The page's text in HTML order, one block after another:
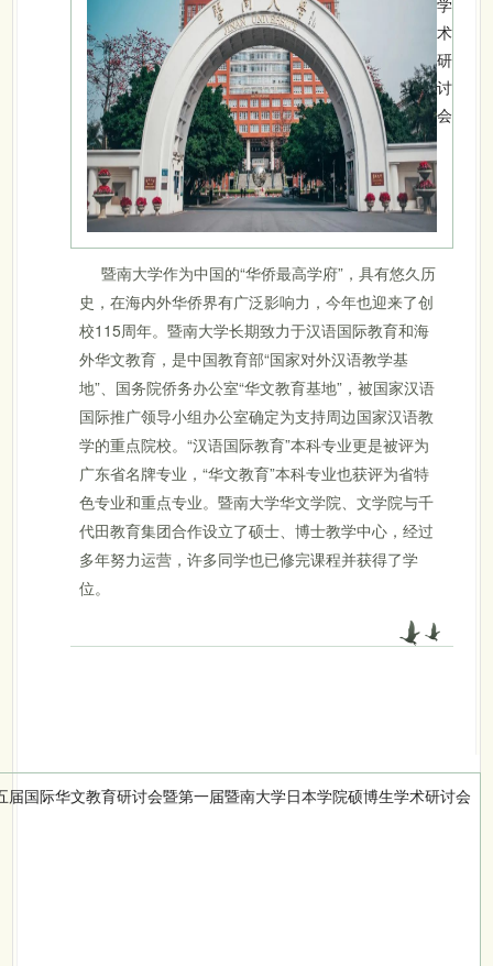
暨南大学作为中国的“华侨最高学府”，具有悠久历
史，在海内外华侨界有广泛影响力，今年也迎来了创
校115周年。暨南大学长期致力于汉语国际教育和海
外华文教育，是中国教育部“国家对外汉语教学基
地”、国务院侨务办公室“华文教育基地”，被国家汉语
国际推广领导小组办公室确定为支持周边国家汉语教
学的重点院校。“汉语国际教育”本科专业更是被评为
广东省名牌专业，“华文教育”本科专业也获评为省特
色专业和重点专业。暨南大学华文学院、文学院与千
代田教育集团合作设立了硕士、博士教学中心，经过
多年努力运营，许多同学也已修完课程并获得了学
位。